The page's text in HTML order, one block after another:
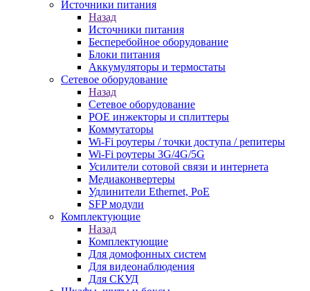
Источники питания
Назад
Источники питания
Бесперебойное оборудование
Блоки питания
Аккумуляторы и термостаты
Сетевое оборудование
Назад
Сетевое оборудование
POE инжекторы и сплиттеры
Коммутаторы
Wi-Fi роутеры / точки доступа / репитеры
Wi-Fi роутеры 3G/4G/5G
Усилители сотовой связи и интернета
Медиаконвертеры
Удлинители Ethernet, PoE
SFP модули
Комплектующие
Назад
Комплектующие
Для домофонных систем
Для видеонаблюдения
Для СКУД